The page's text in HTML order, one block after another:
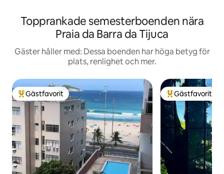
Topprankade semesterboenden nära
Praia da Barra da Tijuca
Gäster håller med: Dessa boenden har höga betyg för
plats, renlighet och mer.
Populär gästfavorit
Gästfavorit Populär
Gästfavorit